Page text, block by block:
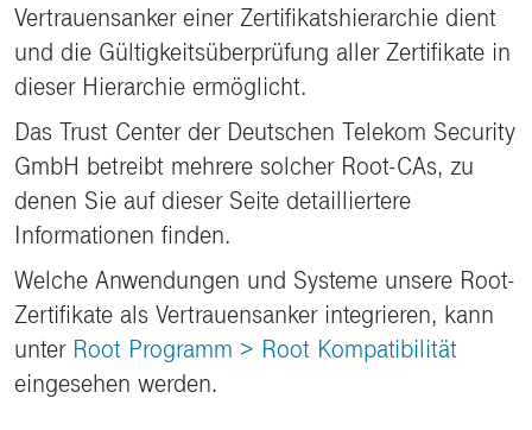
Vertrauensanker einer Zertifikatshierarchie dient
und die Gültigkeitsüberprüfung aller Zertifikate in
dieser Hierarchie ermöglicht.
Das Trust Center der Deutschen Telekom Security
GmbH betreibt mehrere solcher Root-CAs, zu
denen Sie auf dieser Seite detailliertere
Informationen finden.
Welche Anwendungen und Systeme unsere Root-
Zertifikate als Vertrauensanker integrieren, kann
unter Root Programm > Root Kompatibilität
eingesehen werden.